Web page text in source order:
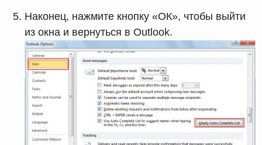
Наконец, нажмите кнопку «ОК», чтобы выйти
из окна и вернуться в Outlook.